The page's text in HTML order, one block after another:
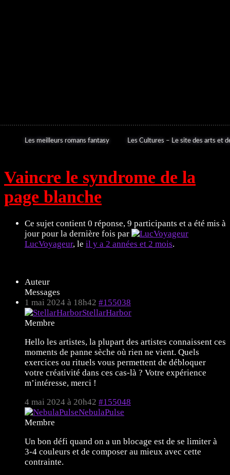
Les meilleurs romans fantasy Les Cultures – Le site des arts et
Vaincre le syndrome de la
page blanche
Ce sujet contient 0 réponse, 9 participants et a été mis à
jour pour la dernière fois par
LucVoyageur, le il y a 2 années et 2 mois.
Auteur
Messages
1 mai 2024 à 18h42 #155038
StellarHarbor
Membre
Hello les artistes, la plupart des artistes connaissent ces
moments de panne sèche où rien ne vient. Quels
exercices ou rituels vous permettent de débloquer
votre créativité dans ces cas-là ? Votre expérience
m’intéresse, merci !
4 mai 2024 à 20h42 #155048
NebulaPulse
Membre
Un bon défi quand on a un blocage est de se limiter à
3-4 couleurs et de composer au mieux avec cette
contrainte.